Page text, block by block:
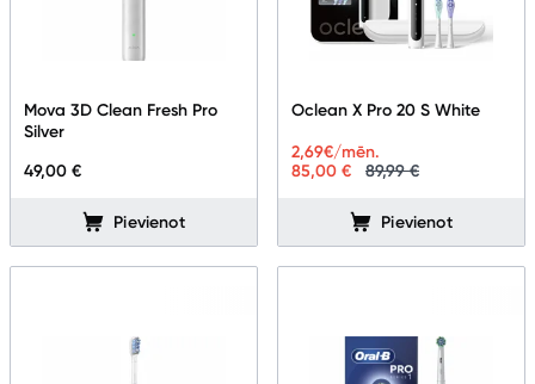
Mova 3D Clean Fresh Pro
Silver
49,00 €
Pievienot
Oclean X Pro 20 S White
85,00 € 89,99 €
2,69€/mēn.
Pievienot